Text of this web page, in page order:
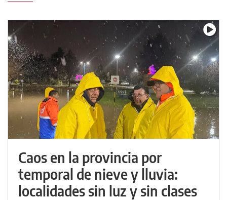
Caos en la provincia por
temporal de nieve y lluvia:
localidades sin luz y sin clases